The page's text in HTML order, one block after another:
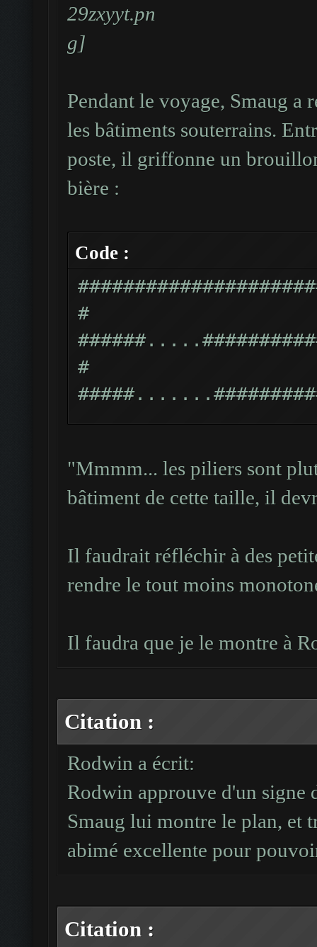
Pendant le voyage, Smaug
les bâtiments souterrains.
poste, il griffonne un
bière :
Code :
#
#
#
#
#
#
#
#
#
#
"Mmmm... les piliers sont
bâtiment de cette taille, il
Il faudrait réfléchir à des
rendre le tout moins
Il faudra que je le montre à
Citation :
Rodwin a écrit:
Rodwin approuve d'un signe
Smaug lui montre le plan, et
abimé excellente pour
Citation :